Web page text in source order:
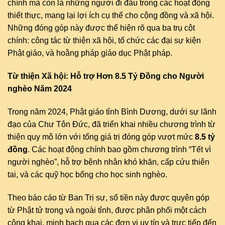
chính mà còn là những người đi đầu trong các hoạt động
thiết thực, mang lại lợi ích cụ thể cho cộng đồng và xã hội.
Những đóng góp này được thể hiện rõ qua ba trụ cột
chính: công tác từ thiện xã hội, tổ chức các đại sự kiện
Phật giáo, và hoằng pháp giáo dục Phật pháp.
Từ thiện Xã hội: Hỗ trợ Hơn 8.5 Tỷ Đồng cho Người
nghèo Năm 2024
Trong năm 2024, Phật giáo tỉnh Bình Dương, dưới sự lãnh
đạo của Chư Tôn Đức, đã triển khai nhiều chương trình từ
thiện quy mô lớn với tổng giá trị đóng góp vượt mức 8.5 tỷ
đồng. Các hoạt động chính bao gồm chương trình “Tết vì
người nghèo”, hỗ trợ bệnh nhân khó khăn, cấp cứu thiên
tai, và các quỹ học bổng cho học sinh nghèo.
Theo báo cáo từ Ban Trị sự, số tiền này được quyên góp
từ Phật tử trong và ngoài tỉnh, được phân phối một cách
công khai, minh bạch qua các đơn vị uy tín và trực tiếp đến